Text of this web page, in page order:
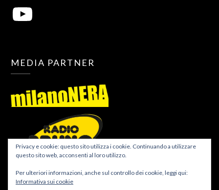
MEDIA PARTNER
Privacy e cookie: questo sito utilizza i cookie. Continuando a utilizzare
questo sito web, acconsenti al loro utilizzo.
Per ulteriori informazioni, anche sul controllo dei cookie, leggi qui:
Informativa sui cookie